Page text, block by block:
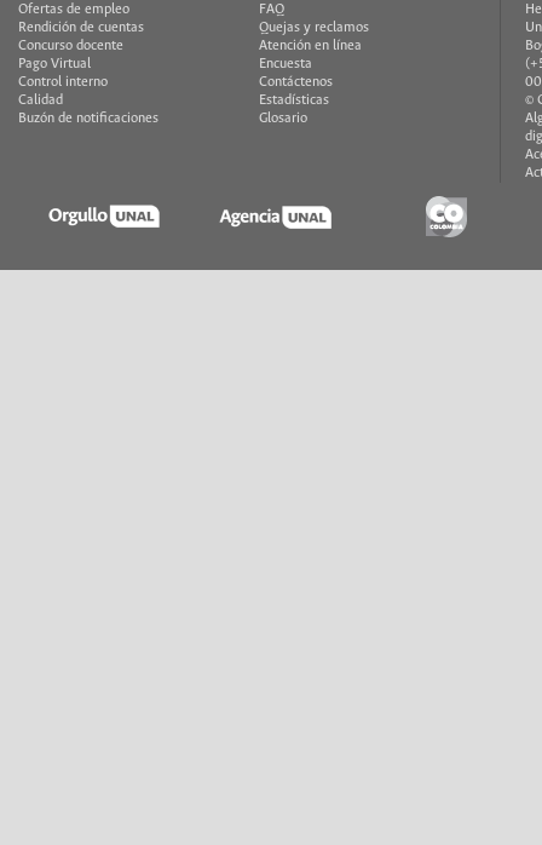
Ofertas de empleo
Rendición de cuentas
Concurso docente
Pago Virtual
Control interno
Calidad
Buzón de notificaciones
FAQ
Quejas y reclamos
Atención en línea
Encuesta
Contáctenos
Estadísticas
Glosario
©